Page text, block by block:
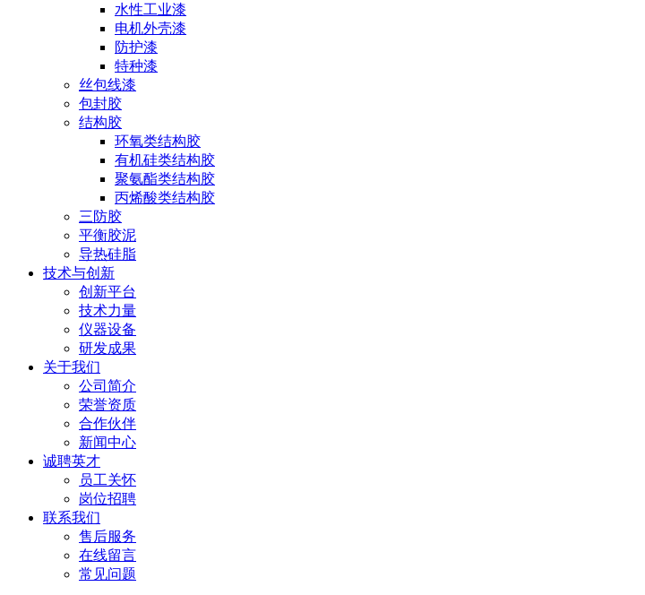
水性工业漆
电机外壳漆
防护漆
特种漆
丝包线漆
包封胶
结构胶
环氧类结构胶
有机硅类结构胶
聚氨酯类结构胶
丙烯酸类结构胶
三防胶
平衡胶泥
导热硅脂
技术与创新
创新平台
技术力量
仪器设备
研发成果
关于我们
公司简介
荣誉资质
合作伙伴
新闻中心
诚聘英才
员工关怀
岗位招聘
联系我们
售后服务
在线留言
常见问题